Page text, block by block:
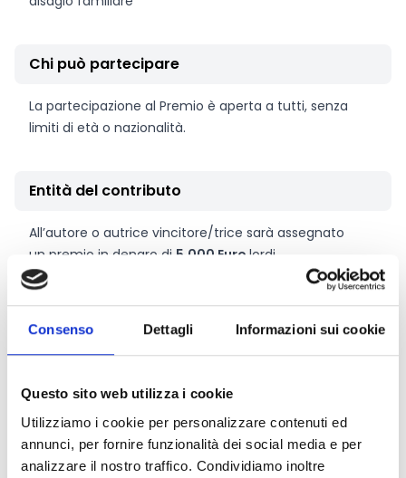
Consenso Dettagli Informazioni sui cookie
Questo sito web utilizza i cookie
Utilizziamo i cookie per personalizzare contenuti ed
annunci, per fornire funzionalità dei social media e per
analizzare il nostro traffico. Condividiamo inoltre
Chi può partecipare
La partecipazione al Premio è aperta a tutti, senza
limiti di età o nazionalità.
Entità del contributo
All’autore o autrice vincitore/trice sarà assegnato
un premio in denaro di 5.000 Euro lordi
Pagina web per formulari e documenti
Si consiglia di consultare regolarmente il sito web
ufficiale del bando per gli aggiornamenti e le
informazioni addizionali.